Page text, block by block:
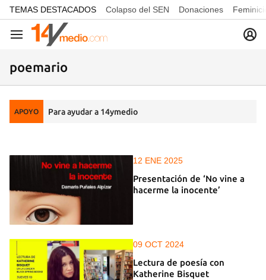
common.go-to-content
TEMAS DESTACADOS Colapso del SEN Donaciones
Navegación
poemario
APOYO Para ayudar a 14ymedio
12 ENE 2025
Presentación de ‘No vine a
hacerme la inocente’
09 OCT 2024
Lectura de poesía con
Katherine Bisquet